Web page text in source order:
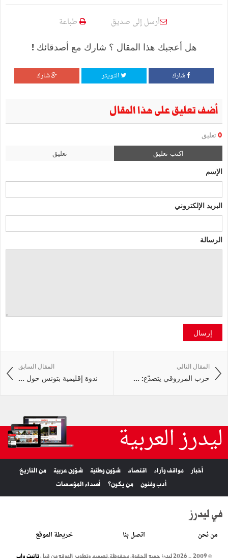
أرسل إلى صديق طباعة
هل أعجبك هذا المقال ؟ شارك مع أصدقائك !
شارك التويتر شارك
أضف تعليق على هذا المقال
0 تعليق
اكتب تعليق تعليق
الإسم
البريد الإلكتروني
الرسالة
إرسال
المقال السابق
ندوة إقليمية بتونس حول ...
المقال التالي
حزب المرزوقي يتصدّع: ...
ليدرز العربية
أخبار مواقف وآراء اقتصاد شؤون وطنية شؤون عربية
من التاريخ
أدب وفنون
من يكون؟ أصداء المؤسسات
في ليدرز
من نحن اتصل بنا خريطة الموقع
© 2009 - 2026 ليدرز جميع الحقوق محفوظة. تصميم وتطوير الموقع من قبلتانيت واب